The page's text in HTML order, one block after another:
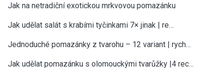
Jak na netradiční exotickou mrkvovou pomazánku
Jak udělat salát s krabími tyčinkami 7× jinak | re…
Jednoduché pomazánky z tvarohu – 12 variant | rych…
Jak udělat pomazánku s olomouckými tvarůžky |4 rec…